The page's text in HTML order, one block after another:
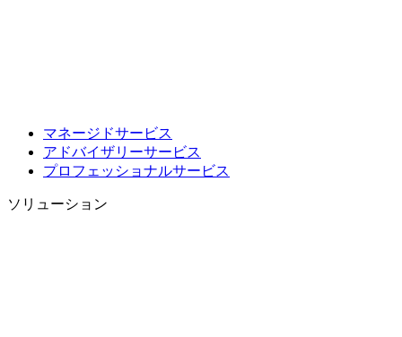
マネージドサービス
アドバイザリーサービス
プロフェッショナルサービス
ソリューション